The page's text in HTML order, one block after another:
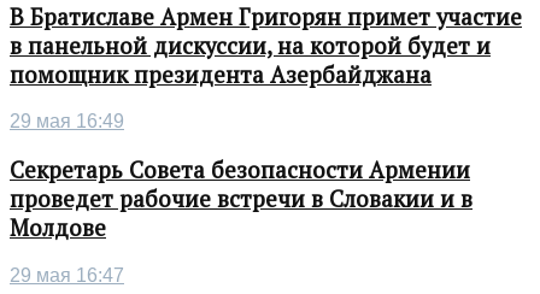
В Братиславе Армен Григорян примет участие
в панельной дискуссии, на которой будет и
помощник президента Азербайджана
29 мая 16:49
Секретарь Совета безопасности Армении
проведет рабочие встречи в Словакии и в
Молдове
29 мая 16:47